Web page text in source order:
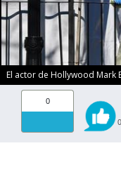
El actor de Hollywood Mark
0
0